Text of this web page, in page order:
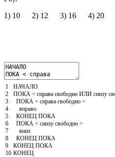
1) 10 2) 12 3) 16 4) 20
1
2
3
4
5
6
7
8
9
10
НАЧАЛО
ПОКА < справа свободно ИЛИ снизу
ПОКА < справа свободно >
вправо
КОНЕЦ ПОКА
ПОКА < снизу свободно >
вниз
КОНЕЦ ПОКА
КОНЕЦ ПОКА
КОНЕЦ